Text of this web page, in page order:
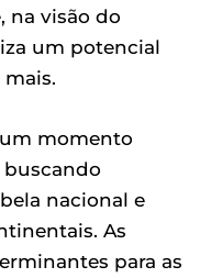
na visão do
um potencial
momento
nacional e
As
para as